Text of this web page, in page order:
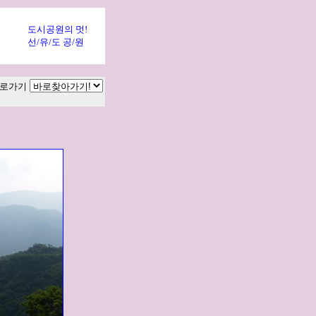
도시공원의 멋!
선/유/도 공/원
가기